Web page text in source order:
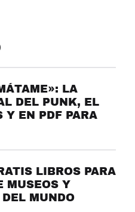
LA
DEL PUNK, EL
Y EN PDF PARA
LIBROS PARA
MUSEOS Y
MUNDO